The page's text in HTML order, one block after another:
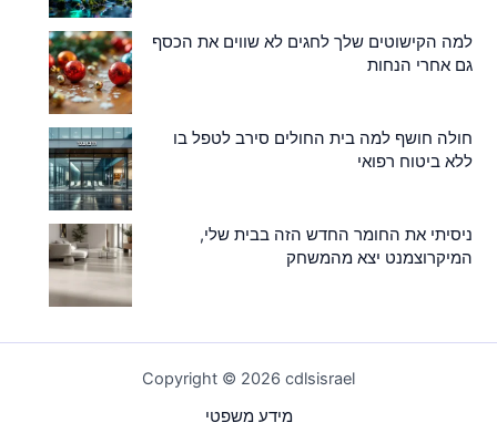
למה הקישוטים שלך לחגים לא שווים את הכסף
גם אחרי הנחות
חולה חושף למה בית החולים סירב לטפל בו
ללא ביטוח רפואי
ניסיתי את החומר החדש הזה בבית שלי,
המיקרוצמנט יצא מהמשחק
Copyright © 2026 cdlsisrael
מידע משפטי